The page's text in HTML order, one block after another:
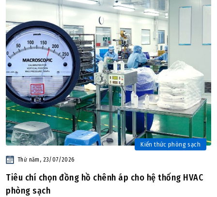
Kiến thức phòng sạch
Thứ năm, 23/07/2026
Tiêu chí chọn đồng hồ chênh áp cho hệ thống HVAC
phòng sạch